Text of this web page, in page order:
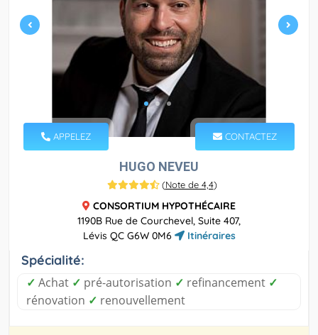
APPELEZ CONTACTEZ
HUGO NEVEU
(Note de 4,4)
CONSORTIUM HYPOTHÉCAIRE
1190B Rue de Courchevel, Suite 407,
Lévis QC G6W 0M6
Itinéraires
Spécialité:
✓ Achat ✓ pré-autorisation ✓ refinancement ✓
rénovation ✓ renouvellement